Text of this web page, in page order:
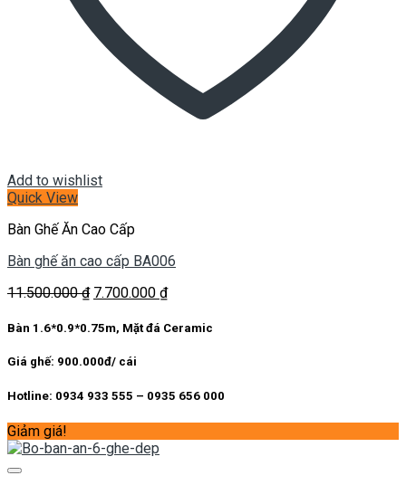
Add to wishlist
Quick View
Bàn Ghế Ăn Cao Cấp
Bàn ghế ăn cao cấp BA006
11.500.000₫ Giá
là:
7.700.000 ₫Giá
tại
Bàn 1.6*0.9*0.75m, Mặt đá Ceramic
Giá ghế: 900.000đ/ cái
Hotline: 0934 933 555 – 0935 656 000
Giảm giá!